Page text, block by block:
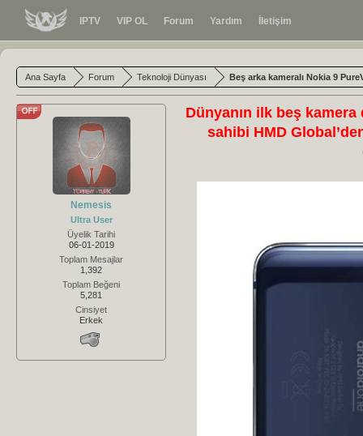
IPTV VIP OL Forum Yardım İletişim
Ana Sayfa Forum Teknoloji Dünyası Beş arka kameralı Nokia 9
Nemesis
Ultra User
Üyelik Tarihi
06-01-2019
Toplam Mesajlar
1,392
Toplam Beğeni
5,281
Cinsiyet
Erkek
Dünyanın ilk beş kamera
sahibi HMD